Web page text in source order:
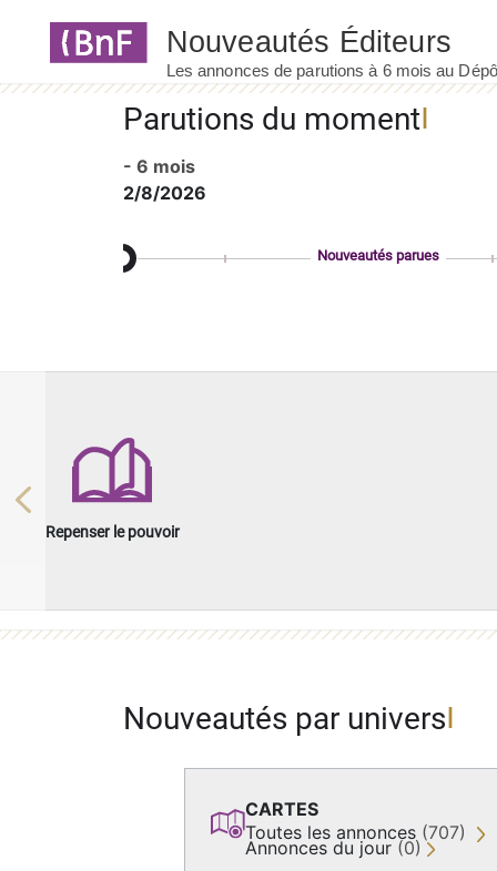
Parutions du moment
- 6 mois
2/8/2026
Nouveautés parues
Repenser le pouvoir
Previous
Nouveautés par univers
CARTES
Toutes les annonces (707)
Annonces du jour (0)